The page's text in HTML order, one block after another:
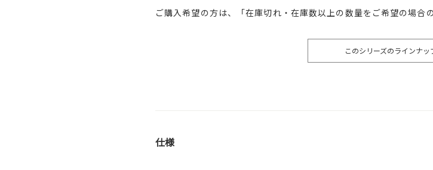
ご購入希望の方は、「在庫切れ・在庫数以上の数量をご希望の場合
このシリーズのラインナッ
仕様